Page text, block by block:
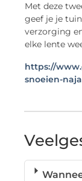
Met deze
geef je je
verzorging
elke lente
https://
snoeien-